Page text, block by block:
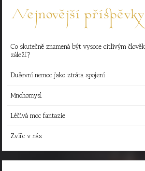
Nejnovější příspěvky
Co skutečně znamená být vysoce citlivým
záleží?
Duševní nemoc jako ztráta spojení
Mnohomysl
Léčivá moc fantazie
Zvíře v nás